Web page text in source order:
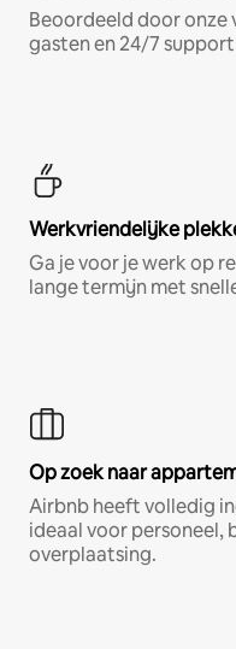
Beoordeeld door
gasten en 24/7
Werkvriendelijke
Ga je voor je werk op
lange termijn met
Op zoek naar
Airbnb heeft volledig
ideaal voor personeel,
overplaatsing.